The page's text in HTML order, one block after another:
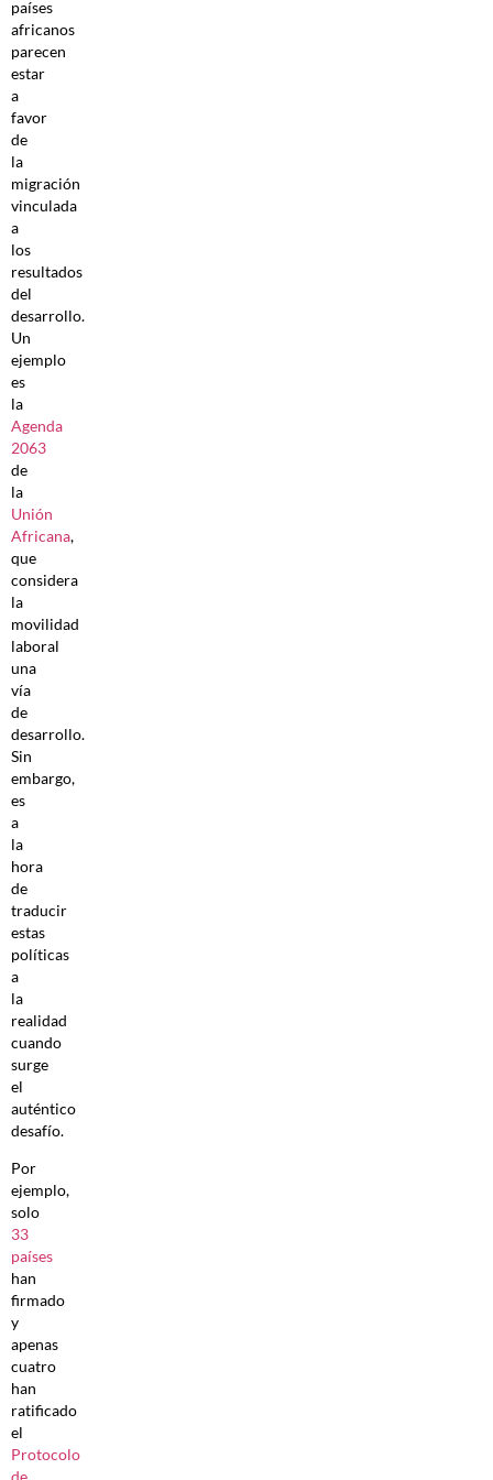
países
africanos
parecen
estar
a
favor
de
la
migración
vinculada
a
los
resultados
del
desarrollo.
Un
ejemplo
es
la
Agenda
2063
de
la
Unión
Africana,
que
considera
la
movilidad
laboral
una
vía
de
desarrollo.
Sin
embargo,
es
a
la
hora
de
traducir
estas
políticas
a
la
realidad
cuando
surge
el
auténtico
desafío.
Por
ejemplo,
solo
33
países
han
firmado
y
apenas
cuatro
han
ratificado
el
Protocolo
de